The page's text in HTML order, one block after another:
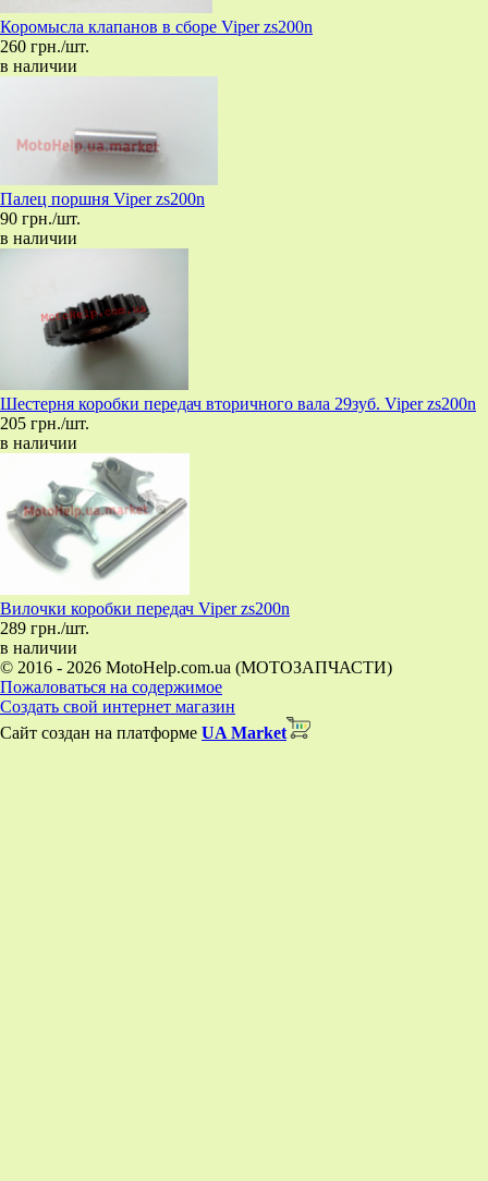
Коромысла клапанов в сборе Viper zs200n
260 грн./шт.
в наличии
Палец поршня Viper zs200n
90 грн./шт.
в наличии
Шестерня коробки передач вторичного вала 29зуб. Viper zs200n
205 грн./шт.
в наличии
Вилочки коробки передач Viper zs200n
289 грн./шт.
в наличии
© 2016 - 2026 MotoHelp.com.ua (МОТОЗАПЧАСТИ)
Пожаловаться на содержимое
Создать свой интернет магазин
Сайт создан на платформе UA Market